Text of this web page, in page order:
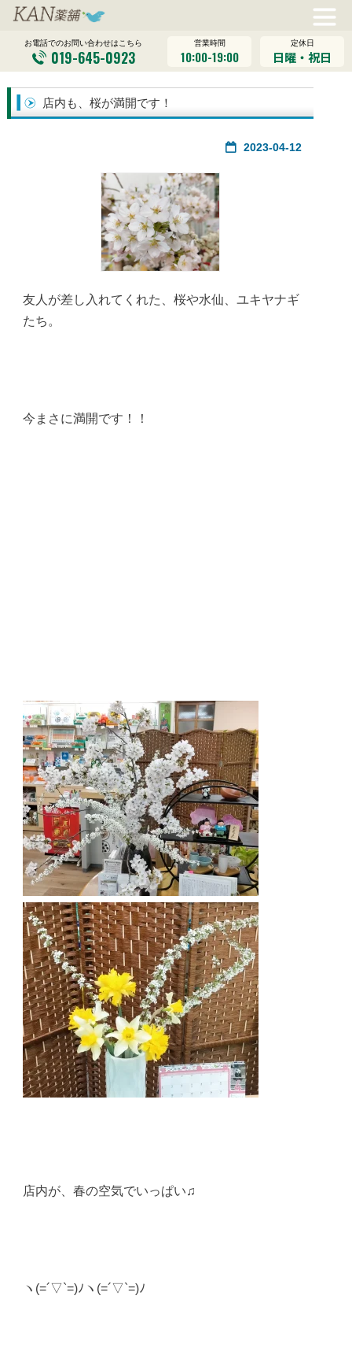
お電話でのお問い合わせはこちら
019-645-0923
営業時間
10:00-19:00
定休日
日曜・祝日
店内も、桜が満開です！
2023-04-12
友人が差し入れてくれた、桜や水仙、ユキヤナギ
たち。
今まさに満開です！！
店内が、春の空気でいっぱい♫
ヽ(=´▽`=)ﾉヽ(=´▽`=)ﾉ